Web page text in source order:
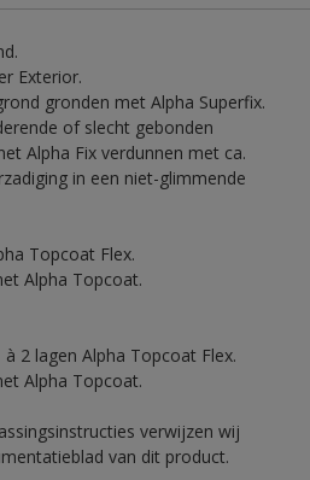
Exterior.
gronden met Alpha Superfix.
of slecht gebonden
Alpha Fix verdunnen met ca.
in een niet-glimmende
Topcoat Flex.
Alpha Topcoat.
2 lagen Alpha Topcoat Flex.
Alpha Topcoat.
verwijzen wij
van dit product.